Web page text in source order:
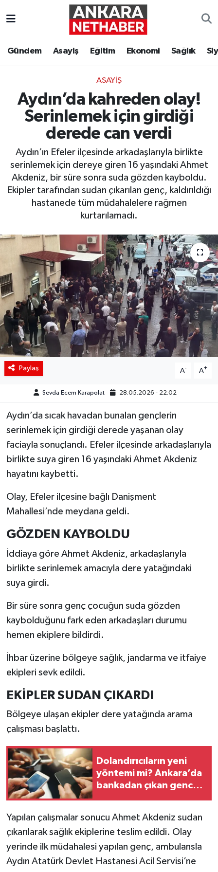
Gündem Asayiş Eğitim Ekonomi Sağlık
ASAYIŞ
Aydın’da kahreden olay!
Serinlemek için girdiği
derede can verdi
Aydın’ın Efeler ilçesinde arkadaşlarıyla birlikte
serinlemek için dereye giren 16 yaşındaki Ahmet
Akdeniz, bir süre sonra suda gözden kayboldu.
Ekipler tarafından sudan çıkarılan genç, kaldırıldığı
hastanede tüm müdahalelere rağmen
kurtarılamadı.
Paylaş A- A+
Sevda Ecem Karapolat 28.05.2026 - 22:02
Aydın’da sıcak havadan bunalan gençlerin
serinlemek için girdiği derede yaşanan olay
faciayla sonuçlandı. Efeler ilçesinde arkadaşlarıyla
birlikte suya giren 16 yaşındaki Ahmet Akdeniz
hayatını kaybetti.
Olay, Efeler ilçesine bağlı Danişment
Mahallesi’nde meydana geldi.
GÖZDEN KAYBOLDU
İddiaya göre Ahmet Akdeniz, arkadaşlarıyla
birlikte serinlemek amacıyla dere yatağındaki
suya girdi.
Bir süre sonra genç çocuğun suda gözden
kaybolduğunu fark eden arkadaşları durumu
hemen ekiplere bildirdi.
İhbar üzerine bölgeye sağlık, jandarma ve itfaiye
ekipleri sevk edildi.
EKİPLER SUDAN ÇIKARDI
Bölgeye ulaşan ekipler dere yatağında arama
çalışması başlattı.
Dolandırıcıların yeni
yöntemi mi? Ankara’da
bankadan çıkan gence
Yapılan çalışmalar sonucu Ahmet Akdeniz sudan
çıkarılarak sağlık ekiplerine teslim edildi. Olay
yerinde ilk müdahalesi yapılan genç, ambulansla
Aydın Atatürk Devlet Hastanesi Acil Servisi’ne
Ekonomi
Gündem
Kim Kimdir Nereli
Resmi İlanlar
Siyaset
Spor
Teknoloji
Yaşam
Ankara Hava Durumu
Süper Lig Puan Durumu ve Fikstür
Tüm Manşetler
Son Dakika Haberleri
Haber Arşivi